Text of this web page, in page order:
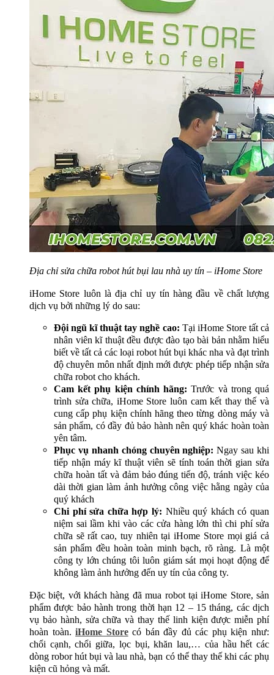
Địa chỉ sửa chữa robot hút bụi lau nhà uy tín – iHome Store
iHome Store luôn là địa chỉ uy tín hàng đầu về chất lượng
dịch vụ bởi những lý do sau:
Đội ngũ kĩ thuật tay nghề cao: Tại iHome Store tất cả
nhân viên kĩ thuật đều được đào tạo bài bản nhằm hiểu
biết về tất cả các loại robot hút bụi khác nha và đạt trình
độ chuyên môn nhất định mới được phép tiếp nhận sửa
chữa robot cho khách.
Cam kết phụ kiện chính hãng: Trước và trong quá
trình sửa chữa, iHome Store luôn cam kết thay thế và
cung cấp phụ kiện chính hãng theo từng dòng máy và
sản phẩm, có đầy đủ bảo hành nên quý khác hoàn toàn
yên tâm.
Phục vụ nhanh chóng chuyên nghiệp: Ngay sau khi
tiếp nhận máy kĩ thuật viên sẽ tính toán thời gian sửa
chữa hoàn tất và đảm bảo đúng tiến độ, tránh việc kéo
dài thời gian làm ảnh hưởng công việc hằng ngày của
quý khách
Chi phí sửa chữa hợp lý: Nhiều quý khách có quan
niệm sai lầm khi vào các cửa hàng lớn thì chi phí sửa
chữa sẽ rất cao, tuy nhiên tại iHome Store mọi giá cả
sản phẩm đều hoàn toàn minh bạch, rõ ràng. Là một
công ty lớn chúng tôi luôn giám sát mọi hoạt động để
không làm ảnh hưởng đến uy tín của công ty.
Đặc biệt, với khách hàng đã mua robot tại iHome Store, sản
phẩm được bảo hành trong thời hạn 12 – 15 tháng, các dịch
vụ bảo hành, sửa chữa và thay thế linh kiện được miễn phí
hoàn toàn.iHome Storecó bán đầy đủ các phụ kiện như:
chổi cạnh, chổi giữa, lọc bụi, khăn lau,… của hầu hết các
dòng robor hút bụi và lau nhà, bạn có thể thay thế khi các phụ
kiện cũ hỏng và mất.